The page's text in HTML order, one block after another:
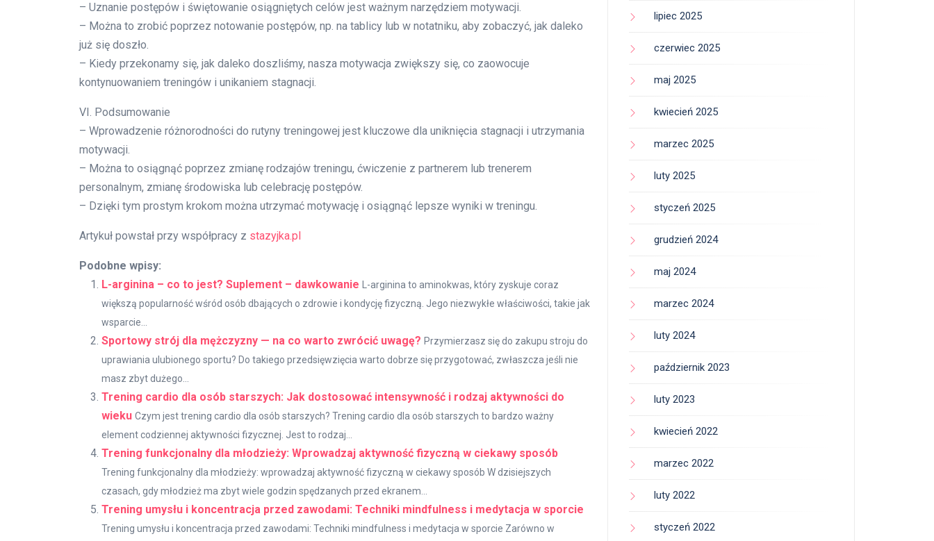
– Uznanie postępów i świętowanie osiągniętych celów jest ważnym narzędziem motywacji.
– Można to zrobić poprzez notowanie postępów, np. na tablicy lub w notatniku, aby zobaczyć, jak daleko
już się doszło.
– Kiedy przekonamy się, jak daleko doszliśmy, nasza motywacja zwiększy się, co zaowocuje
kontynuowaniem treningów i unikaniem stagnacji.
VI. Podsumowanie
– Wprowadzenie różnorodności do rutyny treningowej jest kluczowe dla uniknięcia stagnacji i utrzymania
motywacji.
– Można to osiągnąć poprzez zmianę rodzajów treningu, ćwiczenie z partnerem lub trenerem
personalnym, zmianę środowiska lub celebrację postępów.
– Dzięki tym prostym krokom można utrzymać motywację i osiągnąć lepsze wyniki w treningu.
Artykuł powstał przy współpracy z stazyjka.pl
Podobne wpisy:
L-arginina – co to jest? Suplement – dawkowanie
L-arginina to aminokwas, który zyskuje coraz
większą popularność wśród osób dbających o zdrowie i kondycję fizyczną. Jego niezwykłe właściwości, takie jak
wsparcie...
Sportowy strój dla mężczyzny — na co warto zwrócić uwagę? Przymierzasz się do zakupu stroju do
uprawiania ulubionego sportu? Do takiego przedsięwzięcia warto dobrze się przygotować, zwłaszcza jeśli nie
masz zbyt dużego...
Trening cardio dla osób starszych: Jak dostosować intensywność i rodzaj aktywności do
wieku Czym jest trening cardio dla osób starszych? Trening cardio dla osób starszych to bardzo ważny
element codziennej aktywności fizycznej. Jest to rodzaj...
Trening funkcjonalny dla młodzieży: Wprowadzaj aktywność fizyczną w ciekawy sposób
Trening funkcjonalny dla młodzieży: wprowadzaj aktywność fizyczną w ciekawy sposób W dzisiejszych
czasach, gdy młodzież ma zbyt wiele godzin spędzanych przed ekranem...
Trening umysłu i koncentracja przed zawodami: Techniki mindfulness i medytacja w sporcie
Trening umysłu i koncentracja przed zawodami: Techniki mindfulness i medytacja w sporcie Zarówno w
lipiec 2025
czerwiec 2025
maj 2025
kwiecień 2025
marzec 2025
luty 2025
styczeń 2025
grudzień 2024
maj 2024
marzec 2024
luty 2024
październik 2023
luty 2023
kwiecień 2022
marzec 2022
luty 2022
styczeń 2022